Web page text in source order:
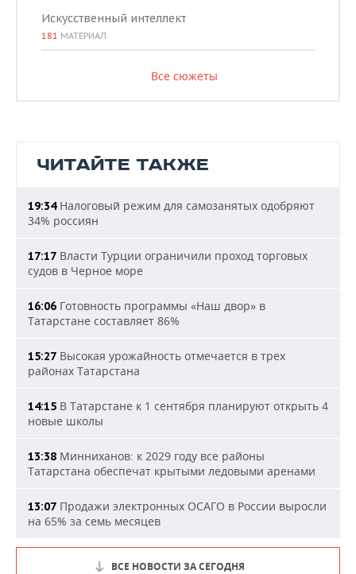
Искусственный интеллект
181 МАТЕРИАЛ
Все сюжеты
ЧИТАЙТЕ ТАКЖЕ
19:34Налоговый режим для самозанятых одобряют
34% россиян
17:17 Власти Турции ограничили проход торговых
судов в Черное море
16:06 Готовность программы «Наш двор» в
Татарстане составляет 86%
15:27 Высокая урожайность отмечается в трех
районах Татарстана
14:15 В Татарстане к 1 сентября планируют открыть 4
новые школы
13:38 Минниханов: к 2029 году все районы
Татарстана обеспечат крытыми ледовыми аренами
13:07 Продажи электронных ОСАГО в России выросли
на 65% за семь месяцев
ВСЕ НОВОСТИ ЗА СЕГОДНЯ